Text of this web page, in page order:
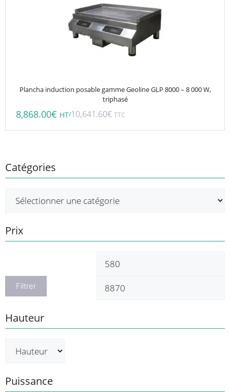
Plancha induction posable gamme Geoline GLP 8000 – 8 000 W,
triphasé
8,868.00€ HT/10,641.60€ TTC
Catégories
Prix
Prix
Filtrer
Hauteur
Puissance